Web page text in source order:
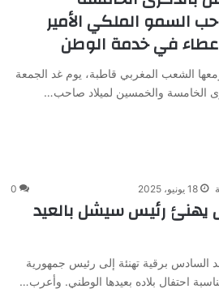
السمو الملكي الأمير
في خدمة الوطن
الشعب المغربي قاطبة، يوم غد الجمعة
18 يونيو، 2025 0
يهنئ رئيس سيشل بالعيد
السادس برقية تهنئة إلى رئيس جمهورية
احتفال بلاده بعيدها الوطني. وأعرب…